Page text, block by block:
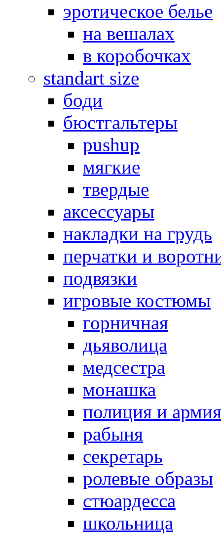
эротическое белье
на вешалах
в коробочках
standart size
боди
бюстгальтеры
pushup
мягкие
твердые
аксессуары
накладки на грудь
перчатки и
подвязки
игровые костюмы
горничная
дьяволица
медсестра
монашка
полиция и армия
рабыня
секретарь
ролевые образы
стюардесса
школьница